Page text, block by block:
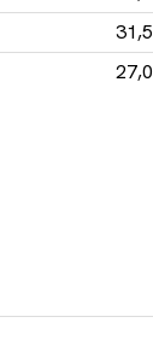
31,5
27,0